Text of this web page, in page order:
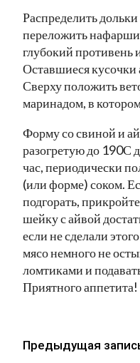
Распределить
переложить
глубокий
Оставшиеся кусочки
Сверху положить
маринадом, в
Форму со свиной и
разогретую до 190С
час, периодически
(или форме) соком.
подгорать,
шейку с айвой
если не сделали
мясо немного не
ломтиками и
Приятного аппетита!
Предыдущая